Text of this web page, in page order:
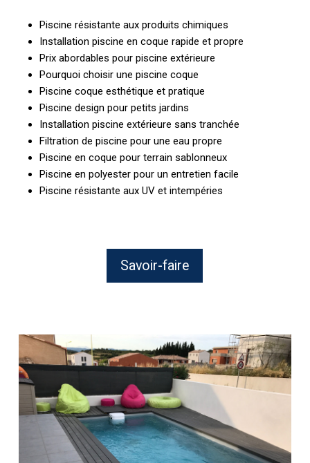
Piscine résistante aux produits chimiques
Installation piscine en coque rapide et propre
Prix abordables pour piscine extérieure
Pourquoi choisir une piscine coque
Piscine coque esthétique et pratique
Piscine design pour petits jardins
Installation piscine extérieure sans tranchée
Filtration de piscine pour une eau propre
Piscine en coque pour terrain sablonneux
Piscine en polyester pour un entretien facile
Piscine résistante aux UV et intempéries
Savoir-faire
Pose
d’une
piscine
enterrée
dans